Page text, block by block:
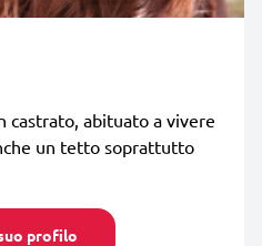
castrato, abituato a vivere
un tetto soprattutto
profilo